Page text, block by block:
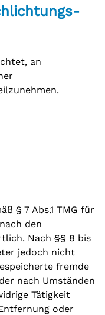
an
§ 7 Abs.1 TMG für
den
Nach §§ 8 bis
jedoch nicht
fremde
nach Umständen
Tätigkeit
oder